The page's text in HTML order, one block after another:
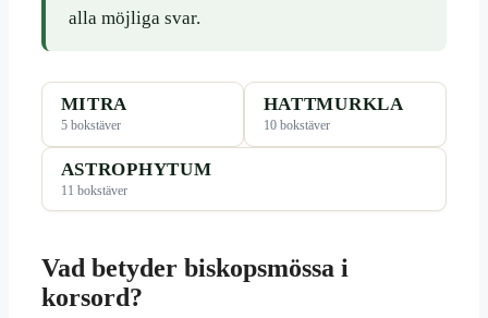
alla möjliga svar.
MITRA
5 bokstäver
HATTMURKLA
10 bokstäver
ASTROPHYTUM
11 bokstäver
Vad betyder biskopsmössa i
korsord?